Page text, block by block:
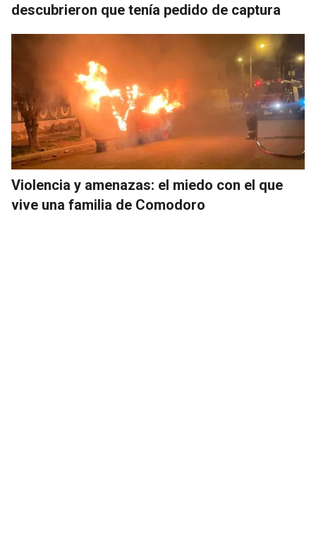
descubrieron que tenía pedido de captura
Violencia y amenazas: el miedo con el que
vive una familia de Comodoro